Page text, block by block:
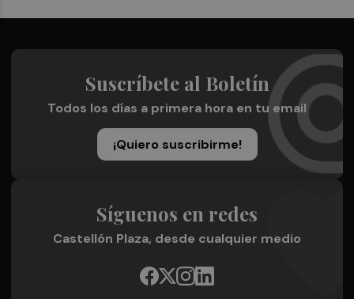
Suscríbete al Boletín
Todos los días a primera hora en tu email
¡Quiero suscribirme!
Síguenos en redes
Castellón Plaza, desde cualquier medio